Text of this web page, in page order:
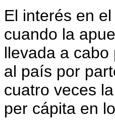
El interés en
cuando la
llevada a
al país por
cuatro veces
per cápita en